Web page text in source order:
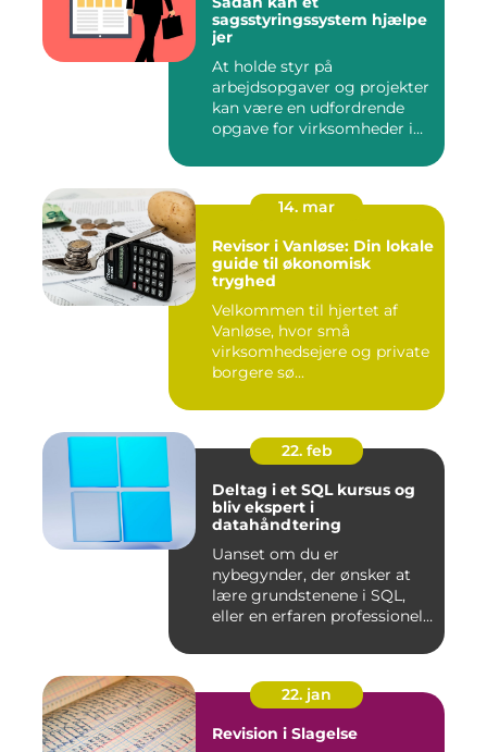
sagsstyringssystem hjælpe
jer
At holde styr på
arbejdsopgaver og projekter
kan være en udfordrende
opgave for virksomheder i
14. mar
Revisor i Vanløse: Din lokale
guide til økonomisk
tryghed
Velkommen til hjertet af
Vanløse, hvor små
virksomhedsejere og private
borgere sø...
22. feb
Deltag i et SQL kursus og
bliv ekspert i
datahåndtering
Uanset om du er
nybegynder, der ønsker at
lære grundstenene i SQL,
eller en erfaren professionel,
22. jan
Revision i Slagelse